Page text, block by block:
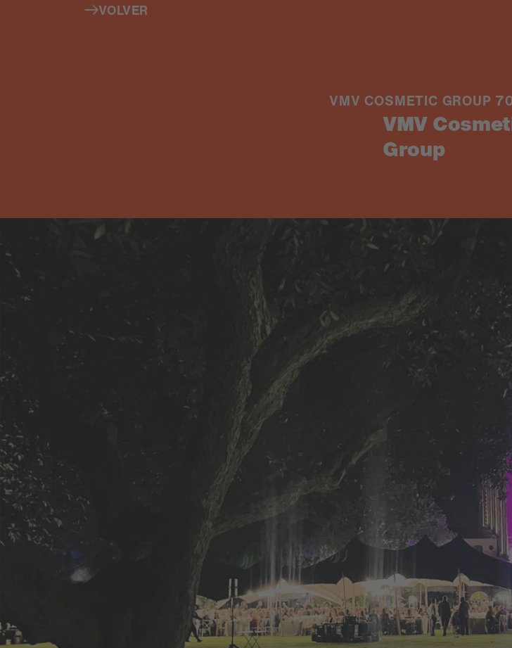
VOLVER
VMV COSMETIC GROUP
VMV
Group
#LIVE
Viaje de
celebración y
crecimiento
profesional
Viaje de celebración y crecimiento profesional para
continente americano. Junto a visitas y galas, se
jornadas de formación en los hoteles y el crucero para
novedades en el sector.